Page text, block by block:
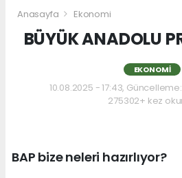
Anasayfa Ekonomi
BÜYÜK ANADOLU
EKONOMI
10.08.2025 - 17:43,
275302+ kez
BAP bize neleri hazırlıyor?